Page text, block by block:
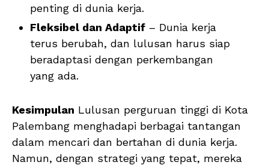
penting di dunia kerja.
Fleksibel dan Adaptif – Dunia kerja
terus berubah, dan lulusan harus siap
beradaptasi dengan perkembangan
yang ada.
Kesimpulan Lulusan perguruan tinggi di Kota
Palembang menghadapi berbagai tantangan
dalam mencari dan bertahan di dunia kerja.
Namun, dengan strategi yang tepat, mereka